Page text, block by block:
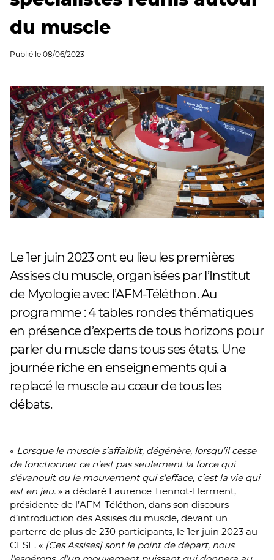
du muscle
Publié le 08/06/2023
Le 1er juin 2023 ont eu lieu les premières
Assises du muscle, organisées par l’Institut
de Myologie avec l’AFM-Téléthon. Au
programme : 4 tables rondes thématiques
en présence d’experts de tous horizons pour
parler du muscle dans tous ses états. Une
journée riche en enseignements qui a
replacé le muscle au cœur de tous les
débats.
« Lorsque le muscle s’affaiblit, dégénère, lorsqu’il cesse
de fonctionner ce n’est pas seulement la force qui
s’évanouit ou le mouvement qui s’efface, c’est la vie qui
est en jeu. » a déclaré Laurence Tiennot-Herment,
présidente de l’AFM-Téléthon, dans son discours
d’introduction des Assises du muscle, devant un
parterre de plus de 230 participants, le 1er juin 2023 au
CESE. « [Ces Assises] sont le point de départ, nous